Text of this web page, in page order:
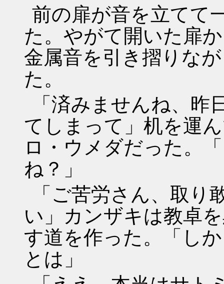
前の扉が音を立てて
た。やがて開いた扉
金属音を引き摺りな
た。
「済みませんね、
てしまって」机を運
ロ・ウメダだった。
ね？」
「ご苦労さん、取
い」カンザキは教卓
す道を作った。「し
とは」